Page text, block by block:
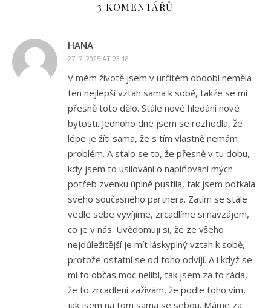
3 KOMENTÁŘŮ
HANA
27. 7. 2025 AT 23:18
V mém životě jsem v určitém období neměla
ten nejlepší vztah sama k sobě, takže se mi
přesně toto dělo. Stále nové hledání nové
bytosti. Jednoho dne jsem se rozhodla, že
lépe je žíti sama, že s tím vlastně nemám
problém. A stalo se to, že přesně v tu dobu,
kdy jsem to usilování o naplňování mých
potřeb zvenku úplně pustila, tak jsem potkala
svého současného partnera. Zatím se stále
vedle sebe vyvíjíme, zrcadlíme si navzájem,
co je v nás. Uvědomuji si, že ze všeho
nejdůležitější je mít láskyplný vztah k sobě,
protože ostatní se od toho odvíjí. A i když se
mi to občas moc nelíbí, tak jsem za to ráda,
že to zrcadlení zažívám, že podle toho vím,
jak jsem na tom sama se sebou. Máme za